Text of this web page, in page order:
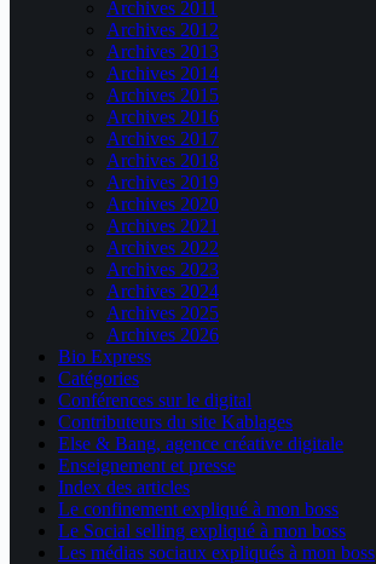
Archives 2011
Archives 2012
Archives 2013
Archives 2014
Archives 2015
Archives 2016
Archives 2017
Archives 2018
Archives 2019
Archives 2020
Archives 2021
Archives 2022
Archives 2023
Archives 2024
Archives 2025
Archives 2026
Bio Express
Catégories
Conférences sur le digital
Contributeurs du site Kablages
Else & Bang, agence créative digitale
Enseignement et presse
Index des articles
Le confinement expliqué à mon boss
Le Social selling expliqué à mon boss
Les médias sociaux expliqués à mon boss